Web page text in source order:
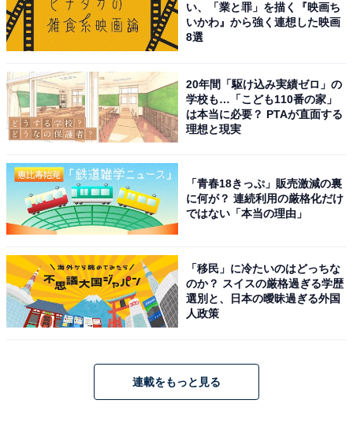
充電の詳細
•通常充電: 1時間で充電完了
•使用時間: フル充電で約45分のシェービングが可能
•クイック充電: 5分間の充電で1回分のシェービングがで
きます
なくなると赤色のランプが点滅してお知らせします。
Q4：水洗いできる？
水洗いできます。
防水機能
•本体まるごと水洗い: 刃だけでなく本体全体を流水で洗
い、「業と罪」を描く『映画ち
いかわ』から強く連想した映画
8選
20年間「駆け込み実績ゼロ」の
学校も…「こども110番の家」
は本当に必要？ PTAが直面する
理想と現実
「青春18きっぷ」販売激減の裏
に何が？ 連続利用の厳格化だけ
ではない「本当の理由」
「移民」に冷たいのはどっちな
のか？ スイスの厳格過ぎる学歴
選別と、日本の曖昧過ぎる外国
人政策
連載をもっと見る